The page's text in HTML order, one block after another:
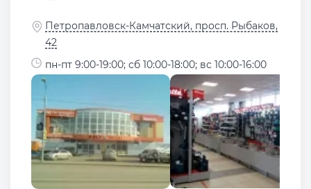
Петропавловск-Камчатский, просп. Рыбаков,
42
пн-пт 9:00-19:00; сб 10:00-18:00; вс 10:00-16:00